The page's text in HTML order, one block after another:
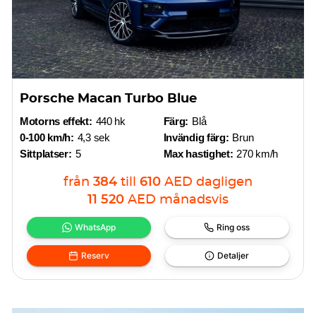
Porsche Macan Turbo Blue
Motorns effekt: 440 hk
0-100 km/h: 4,3 sek
Sittplatser: 5
Färg: Blå
Invändig färg: Brun
Max hastighet: 270 km/h
från 384 till 610 AED dagligen
11 520 AED månadsvis
WhatsApp Ring oss
Reserv Detaljer